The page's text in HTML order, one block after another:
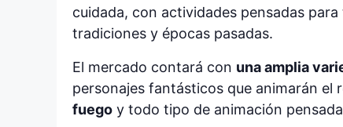
cuidada, con actividades pensadas
tradiciones y épocas pasadas.
El mercado contará con una amplia
personajes fantásticos que animarán el
fuego y todo tipo de animación